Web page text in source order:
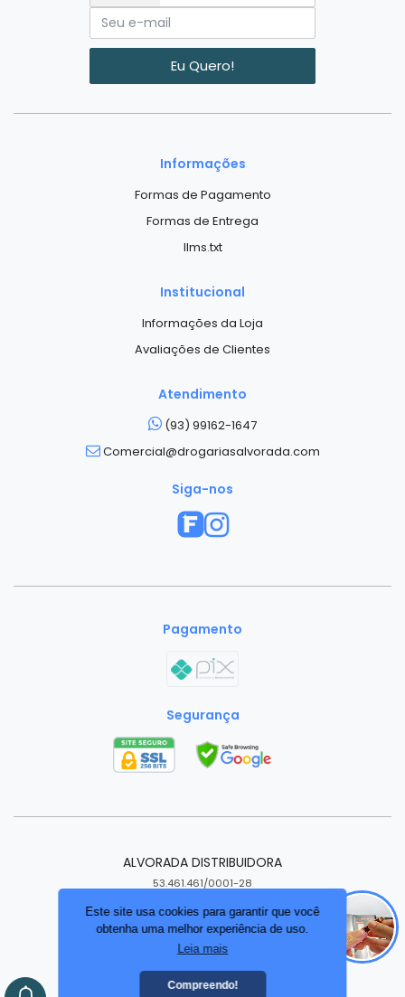
Este site usa cookies para garantir que você
obtenha uma melhor experiência de uso.
Leia mais
Compreendo!
Eu Quero!
Informações
Formas de Pagamento
Formas de Entrega
llms.txt
Institucional
Informações da Loja
Avaliações de Clientes
Atendimento
(93) 99162-1647
Comercial@drogariasalvorada.com
Siga-nos
Pagamento
Segurança
ALVORADA DISTRIBUIDORA
53.461.461/0001-28
Criar loja virtual com a plataforma